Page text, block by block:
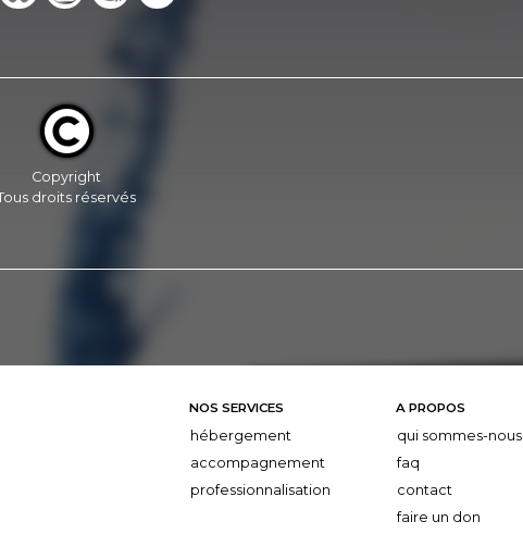
Copyright
droits réservés
NOS SERVICES
hébergement
accompagnement
professionnalisation
A PROPOS
qui sommes-nous
faq
contact
faire un don